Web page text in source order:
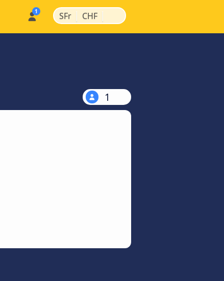
SFr | CHF |
1